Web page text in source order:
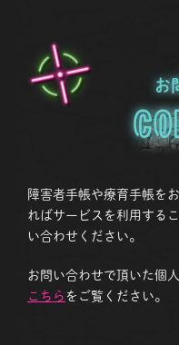
お
障害者手帳や療育手帳を
ればサービスを利用する
い合わせください。
お問い合わせで頂いた個
こちら をご覧ください。